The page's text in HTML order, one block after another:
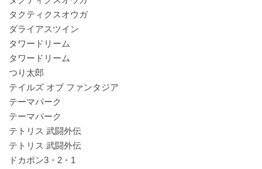
タクティクスオウガ
ダライアスツイン
タワードリーム
タワードリーム
つり太郎
テイルズ オブ ファンタジア
テーマパーク
テーマパーク
テトリス 武闘外伝
テトリス 武闘外伝
ドカポン3・2・1